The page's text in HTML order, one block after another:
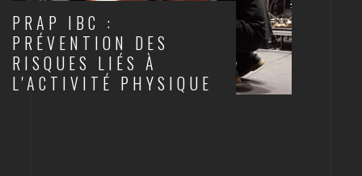
PRAP IBC :
PRÉVENTION DES
RISQUES LIÉS À
L'ACTIVITÉ PHYSIQUE